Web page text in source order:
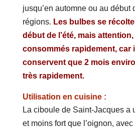
jusqu’en automne ou au début
régions. Les bulbes se
début de l’été, mais
consommés rapidement, car
conservent que 2 mois
très rapidement.
Utilisation en cuisine :
La ciboule de Saint-Jacques a
et moins fort que l’oignon,